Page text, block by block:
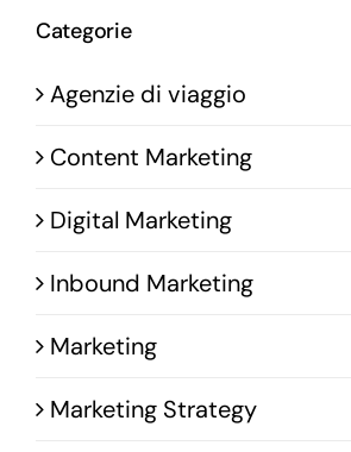
Categorie
Agenzie di viaggio
Content Marketing
Digital Marketing
Inbound Marketing
Marketing
Marketing Strategy